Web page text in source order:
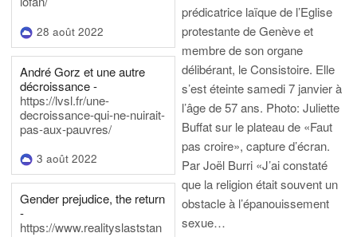
28 août 2022
André Gorz et une autre
décroissance -
https://lvsl.fr/une-
decroissance-qui-ne-nuirait-
pas-aux-pauvres/
3 août 2022
Gender prejudice, the return
-
https://www.realityslaststan
prédicatrice laïque de l’Eglise
protestante de Genève et
membre de son organe
délibérant, le Consistoire. Elle
s’est éteinte samedi 7 janvier à
l’âge de 57 ans. Photo: Juliette
Buffat sur le plateau de «Faut
pas croire», capture d’écran.
Par Joël Burri «J’ai constaté
que la religion était souvent un
obstacle à l’épanouissement
sexue…